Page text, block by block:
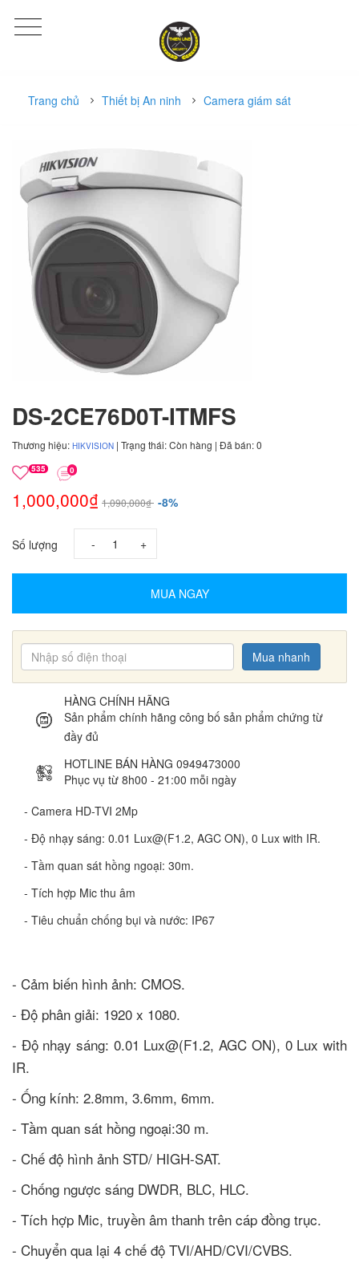
Trang chủ Thiết bị An ninh Camera giám sát
DS-2CE76D0T-ITMFS
Thương hiệu: HIKVISION | Trạng thái: Còn hàng | Đã bán: 0
535 0
1,000,000₫ 1,090,000₫ -8%
Số lượng - +
MUA NGAY
Mua nhanh
HÀNG CHÍNH HÃNG
Sản phẩm chính hãng công bố sản phẩm chứng từ
đầy đủ
HOTLINE BÁN HÀNG 0949473000
Phục vụ từ 8h00 - 21:00 mỗi ngày
- Camera HD-TVI 2Mp
- Độ nhạy sáng: 0.01 Lux@(F1.2, AGC ON), 0 Lux with IR.
- Tầm quan sát hồng ngoại: 30m.
- Tích hợp Mic thu âm
- Tiêu chuẩn chống bụi và nước: IP67
- Cảm biến hình ảnh: CMOS.
- Độ phân giải: 1920 x 1080.
- Độ nhạy sáng: 0.01 Lux@(F1.2, AGC ON), 0 Lux with
IR.
- Ống kính: 2.8mm, 3.6mm, 6mm.
- Tầm quan sát hồng ngoại:30 m.
- Chế độ hình ảnh STD/ HIGH-SAT.
- Chống ngược sáng DWDR, BLC, HLC.
- Tích hợp Mic, truyền âm thanh trên cáp đồng trục.
- Chuyển qua lại 4 chế độ TVI/AHD/CVI/CVBS.